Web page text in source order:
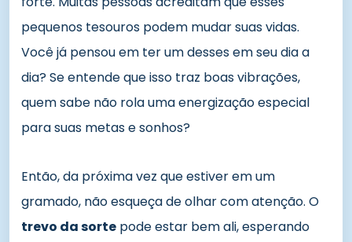
pequenos tesouros podem mudar suas vidas.
Você já pensou em ter um desses em seu dia a
dia? Se entende que isso traz boas vibrações,
quem sabe não rola uma energização especial
para suas metas e sonhos?
Então, da próxima vez que estiver em um
gramado, não esqueça de olhar com atenção. O
trevo da sorte pode estar bem ali, esperando